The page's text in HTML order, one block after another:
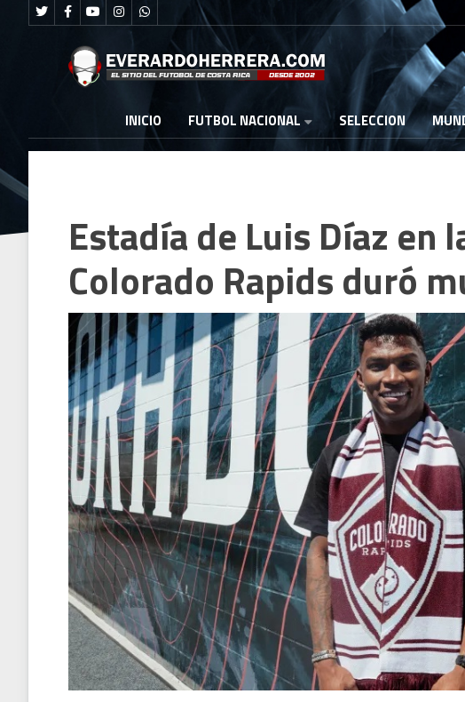
INICIO FUTBOL NACIONAL SELECCION
Estadía de Luis Díaz en
Colorado Rapids duró